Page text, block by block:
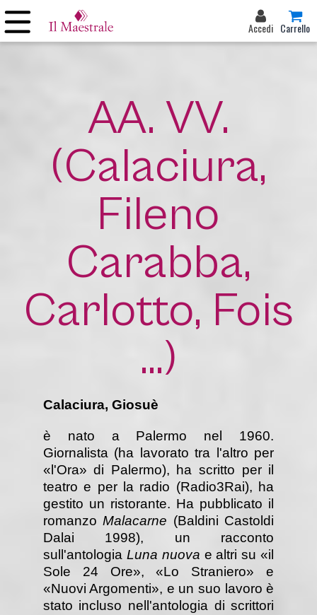
Accedi Carrello
AA. VV.
(Calaciura,
Fileno
Carabba,
Carlotto, Fois
...)
Calaciura, Giosuè
è nato a Palermo nel 1960.
Giornalista (ha lavorato tra l'altro per
«l'Ora» di Palermo), ha scritto per il
teatro e per la radio (Radio3Rai), ha
gestito un ristorante. Ha pubblicato il
romanzoMalacarne (Baldini Castoldi
Dalai 1998), un racconto
sull'antologia Luna nuova e altri su «il
Sole 24 Ore», «Lo Straniero» e
«Nuovi Argomenti», e un suo lavoro è
stato incluso nell'antologia di scrittori